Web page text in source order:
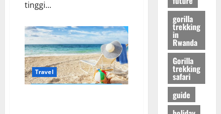
tinggi...
Travel
e
n
c
e
27/07/
24/09/
gorilla
trekking
in
Rwanda
Gorilla
trekking
safari
guide